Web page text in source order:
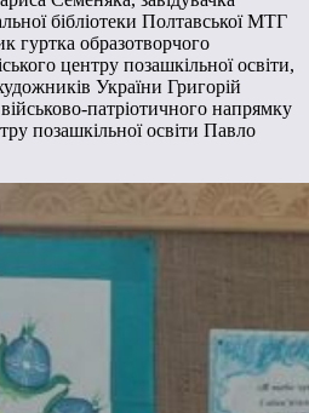
бібліотеки Полтавської МТГ
гуртка образотворчого
центру позашкільної освіти,
України Григорій
патріотичного напрямку
позашкільної освіти Павло